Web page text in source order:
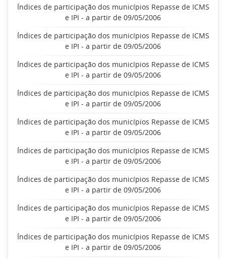
Índices de participação dos municípios Repasse de ICMS
e IPI - a partir de 09/05/2006
Índices de participação dos municípios Repasse de ICMS
e IPI - a partir de 09/05/2006
Índices de participação dos municípios Repasse de ICMS
e IPI - a partir de 09/05/2006
Índices de participação dos municípios Repasse de ICMS
e IPI - a partir de 09/05/2006
Índices de participação dos municípios Repasse de ICMS
e IPI - a partir de 09/05/2006
Índices de participação dos municípios Repasse de ICMS
e IPI - a partir de 09/05/2006
Índices de participação dos municípios Repasse de ICMS
e IPI - a partir de 09/05/2006
Índices de participação dos municípios Repasse de ICMS
e IPI - a partir de 09/05/2006
Índices de participação dos municípios Repasse de ICMS
e IPI - a partir de 09/05/2006